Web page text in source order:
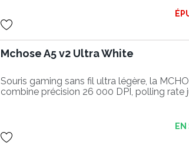
Mchose A5 v2 Ultra White
Souris gaming sans fil ultra légère, la
combine précision 26 000 DPI, polling rate
EN